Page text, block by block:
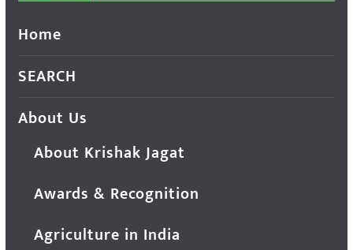
Home
SEARCH
About Us
About Krishak Jagat
Awards & Recognition
Agriculture in India